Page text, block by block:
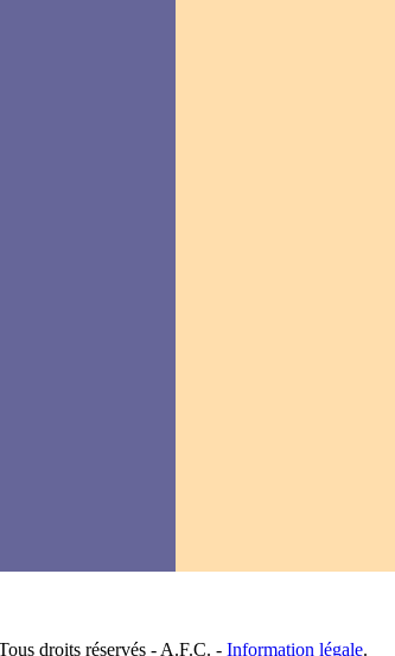
droits réservés - A.F.C. - Information légale.